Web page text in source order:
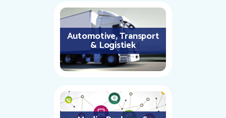
Automotive, Transport
& Logistiek